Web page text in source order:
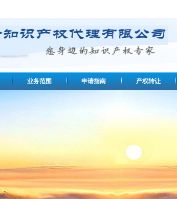
业务范围 申请指南 产权转让